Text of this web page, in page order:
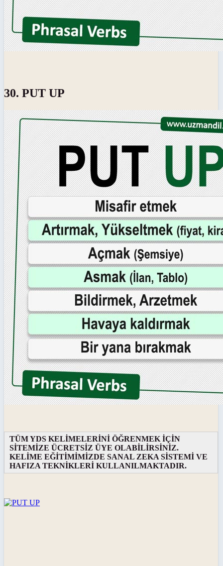
30. PUT UP
TÜM YDS KELİMELERİNİ ÖĞRENMEK İÇİN
SİTEMİZE ÜCRETSİZ ÜYE OLABİLİRSİNİZ.
KELİME EĞİTİMİMİZDE SANAL ZEKA SİSTEMİ VE
HAFIZA TEKNİKLERİ KULLANILMAKTADIR.